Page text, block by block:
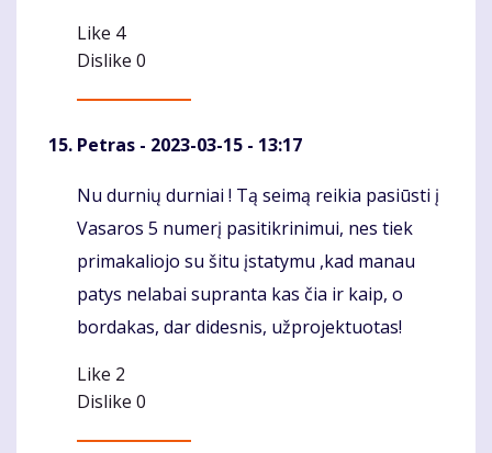
Like 4
Dislike 0
Petras - 2023-03-15 - 13:17
Komentaras
Nu durnių durniai ! Tą seimą reikia pasiūsti į
Vasaros 5 numerį pasitikrinimui, nes tiek
primakaliojo su šitu įstatymu ,kad manau
patys nelabai supranta kas čia ir kaip, o
bordakas, dar didesnis, užprojektuotas!
Like 2
Dislike 0